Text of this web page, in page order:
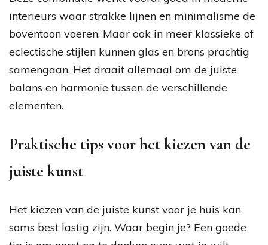
interieurs waar strakke lijnen en minimalisme de
boventoon voeren. Maar ook in meer klassieke of
eclectische stijlen kunnen glas en brons prachtig
samengaan. Het draait allemaal om de juiste
balans en harmonie tussen de verschillende
elementen.
Praktische tips voor het kiezen van de
juiste kunst
Het kiezen van de juiste kunst voor je huis kan
soms best lastig zijn. Waar begin je? Een goede